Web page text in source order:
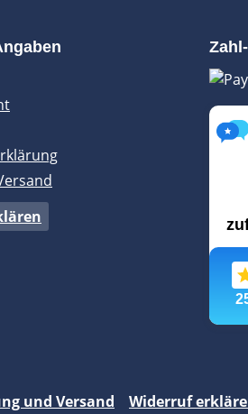
und Versand Widerruf